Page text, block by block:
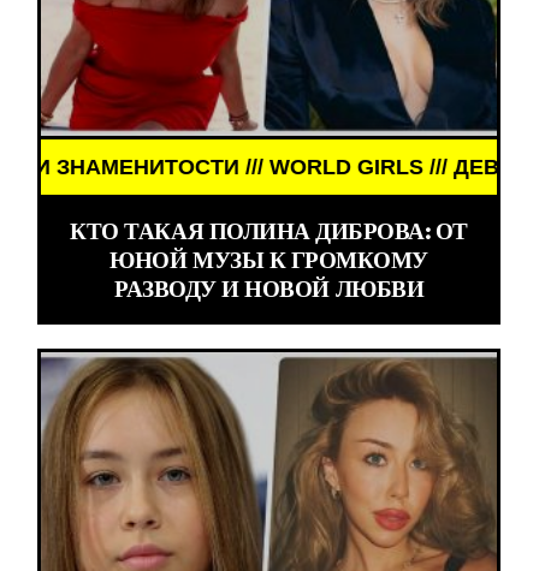
/// WORLD GIRLS /// ДЕВУШКИ
КТО ТАКАЯ ПОЛИНА ДИБРОВА: ОТ
ЮНОЙ МУЗЫ К ГРОМКОМУ
РАЗВОДУ И НОВОЙ ЛЮБВИ